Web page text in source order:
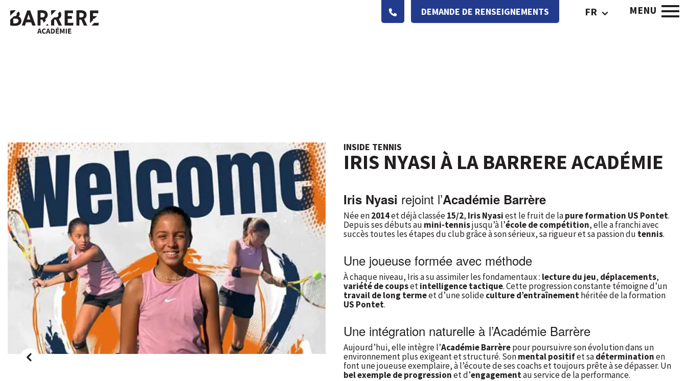
DEMANDE DE RENSEIGNEMENTS FR MENU
INSIDE TENNIS
IRIS NYASI À LA BARRERE ACADÉMIE
Iris Nyasi rejoint l’Académie Barrère
Née en2014et déjà classée15/2, Iris Nyasiest le fruit de lapure formation US Pontet.
Depuis ses débuts au mini-tennisjusqu’à l’école de compétition, elle a franchi avec
succès toutes les étapes du club grâce à son sérieux, sa rigueur et sa passion du tennis.
Une joueuse formée avec méthode
À chaque niveau, Iris a su assimiler les fondamentaux : lecture du jeu, déplacements,
variété de coupsetintelligence tactique. Cette progression constante témoigne d’un
travail de long termeet d’une solideculture d’entraînementhéritée de la formation
US Pontet.
Une intégration naturelle à l’Académie Barrère
Aujourd’hui, elle intègre l’Académie Barrèrepour poursuivre son évolution dans un
environnement plus exigeant et structuré. Sonmental positifet sadéterminationen
font une joueuse exemplaire, à l’écoute de ses coachs et toujours prête à se dépasser. Un
bel exemple de progressionet d’engagementau service de la performance.